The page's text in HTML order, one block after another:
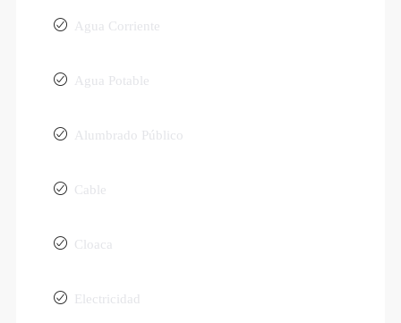
Agua Corriente
Agua Potable
Alumbrado Público
Cable
Cloaca
Electricidad